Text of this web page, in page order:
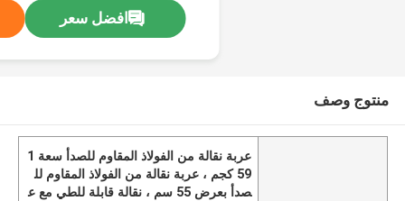
افضل سعر
منتوج وصف
عربة نقالة من الفولاذ المقاوم للصدأ سعة 1
59 كجم ، عربة نقالة من الفولاذ المقاوم لل
صدأ بعرض 55 سم ، نقالة قابلة للطي مع ع